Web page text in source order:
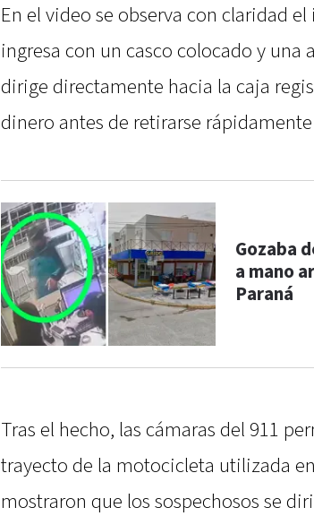
En el video se observa con claridad
ingresa con un casco colocado y una
dirige directamente hacia la caja
dinero antes de retirarse
Gozaba
a mano
Paraná
Tras el hecho, las cámaras del 911
trayecto de la motocicleta utilizada
mostraron que los sospechosos se